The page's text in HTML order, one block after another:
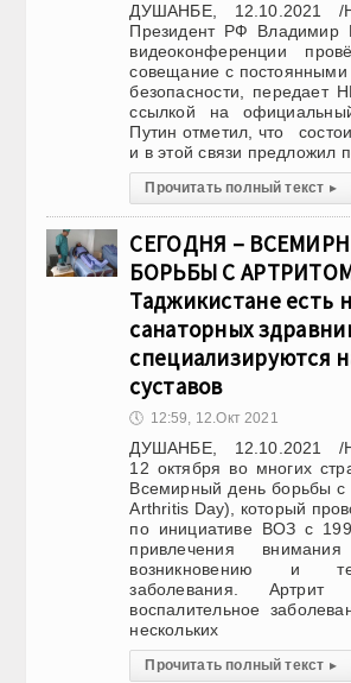
ДУШАНБЕ, 12.10.2021 /
Президент РФ Владимир
видеоконференции
совещание с
безопасности, передает
ссылкой на
Путин отметил, что
и в этой связи предложил
Прочитать полный текст ▸
СЕГОДНЯ –
БОРЬБЫ С
Таджикистане есть
санаторных
специализируются
суставов
🕔 12:59, 12.Окт 2021
ДУШАНБЕ, 12.10.2021 /
12 октября во многих
Всемирный день борьбы с
Arthritis Day), который
по инициативе ВОЗ с
привлечения
возникновению и
заболевания.
воспалительное
нескольких
Прочитать полный текст ▸